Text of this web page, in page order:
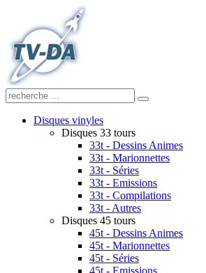
Disques vinyles
Disques 33 tours
33t - Dessins Animes
33t - Marionnettes
33t - Séries
33t - Emissions
33t - Compilations
33t - Autres
Disques 45 tours
45t - Dessins Animes
45t - Marionnettes
45t - Séries
45t - Emissions